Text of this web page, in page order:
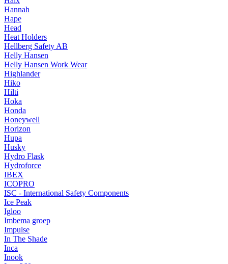
Hannah
Hape
Head
Heat Holders
Hellberg Safety AB
Helly Hansen
Helly Hansen Work Wear
Highlander
Hiko
Hilti
Hoka
Honda
Honeywell
Horizon
Hupa
Husky
Hydro Flask
Hydroforce
IBEX
ICOPRO
ISC - International Safety Components
Ice Peak
Igloo
Imbema groep
Impulse
In The Shade
Inca
Inook